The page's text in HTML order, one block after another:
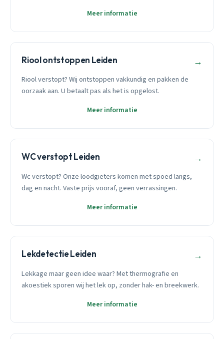
Meer informatie
Riool ontstoppen Leiden →
Riool verstopt? Wij ontstoppen vakkundig en pakken de
oorzaak aan. U betaalt pas als het is opgelost.
Meer informatie
WC verstopt Leiden →
Wc verstopt? Onze loodgieters komen met spoed langs,
dag en nacht. Vaste prijs vooraf, geen verrassingen.
Meer informatie
Lekdetectie Leiden →
Lekkage maar geen idee waar? Met thermografie en
akoestiek sporen wij het lek op, zonder hak- en breekwerk.
Meer informatie